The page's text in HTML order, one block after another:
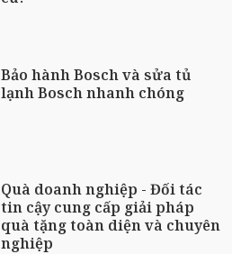
Bảo hành Bosch và sửa tủ
lạnh Bosch nhanh chóng
Quà doanh nghiệp - Đối tác
tin cậy cung cấp giải pháp
quà tặng toàn diện và chuyên
nghiệp